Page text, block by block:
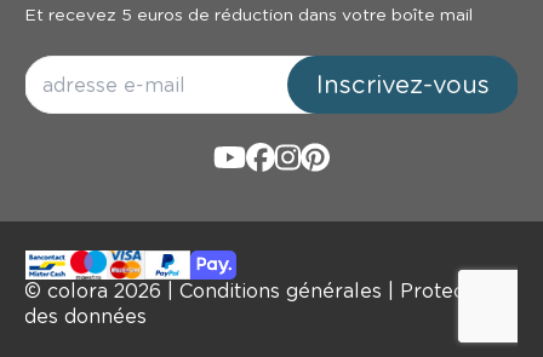
Et recevez 5 euros de réduction dans votre boîte mail
Inscrivez-vous
© colora 2026 Conditions générales
Protection
des données